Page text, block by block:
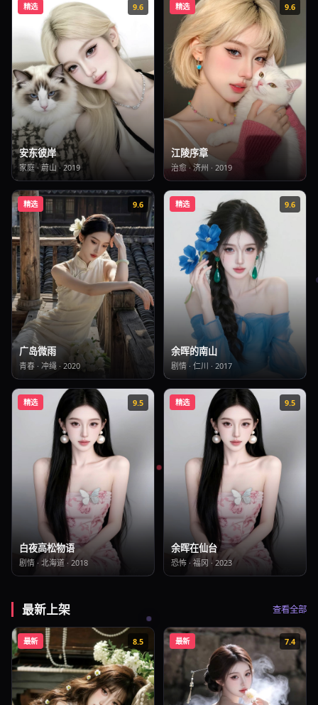
精选 9.6
安东彼岸
家庭·蔚山·2019
精选 9.6
江陵序章
治愈 ·济州 · 2019
精选 9.6
广岛微雨
青春· 冲绳· 2020
精选 9.6
余晖的南山
剧情 · 仁川 · 2017
精选 9.5
白夜高松物语
剧情· 北海道· 2018
精选 9.5
余晖在仙台
恐怖 · 福冈 ·2023
最新上架 查看全部
最新 8.5 最新 7.4